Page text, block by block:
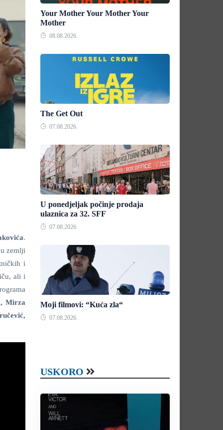
.
zemlji
i
ali i
Mirza
Your Mother Your Mother Your
Mother
08.08.2026.
The Get Out
07.08.2026.
U ponedjeljak počinje prodaja
ulaznica za 32. SFF
07.08.2026.
Moji filmovi: “Kuća zla“
07.08.2026.
USKORO